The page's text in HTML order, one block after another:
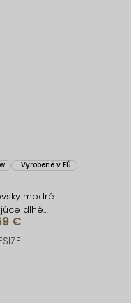
Vyrobené v EÚ
modré
dlhé
šaty
€